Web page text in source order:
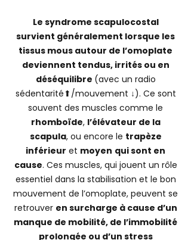
Le syndrome scapulocostal
survient généralement lorsque les
tissus mous autour de l’omoplate
deviennent tendus, irrités ou en
déséquilibre (avec un radio
sédentarité⬆/mouvement ↓). Ce sont
souvent des muscles comme le
rhomboïde, l’élévateur de la
scapula, ou encore le trapèze
inférieur et moyen qui sont en
cause. Ces muscles, qui jouent un rôle
essentiel dans la stabilisation et le bon
mouvement de l’omoplate, peuvent se
retrouver en surcharge à cause d’un
manque de mobilité, de l’immobilité
prolongée ou d’un stress